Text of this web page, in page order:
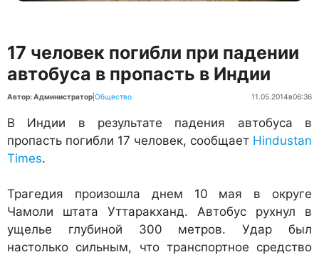
17 человек погибли при падении
автобуса в пропасть в Индии
Автор: Администратор Общество 11.05.2014в06:36
В Индии в результате падения автобуса в
пропасть погибли 17 человек, сообщает Hindustan
Times.
Трагедия произошла днем 10 мая в округе
Чамоли штата Уттаракханд. Автобус рухнул в
ущелье глубиной 300 метров. Удар был
настолько сильным, что транспортное средство